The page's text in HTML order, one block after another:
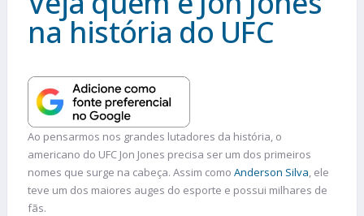
na história do UFC
Ao pensarmos nos grandes lutadores da história, o
americano do UFC Jon Jones precisa ser um dos primeiros
nomes que surge na cabeça. Assim como Anderson Silva, ele
teve um dos maiores auges do esporte e possui milhares de
fãs.